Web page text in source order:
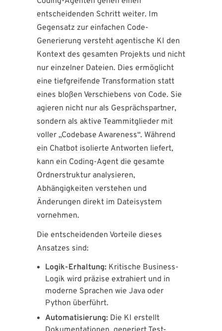
entscheidenden Schritt weiter. Im
Gegensatz zur einfachen Code-
Generierung versteht agentische KI den
Kontext des gesamten Projekts und nicht
nur einzelner Dateien. Dies ermöglicht
eine tiefgreifende Transformation statt
eines bloßen Verschiebens von Code. Sie
agieren nicht nur als Gesprächspartner,
sondern als aktive Teammitglieder mit
voller „Codebase Awareness“. Während
ein Chatbot isolierte Antworten liefert,
kann ein Coding-Agent die gesamte
Ordnerstruktur analysieren,
Abhängigkeiten verstehen und
Änderungen direkt im Dateisystem
vornehmen.
Die entscheidenden Vorteile dieses
Ansatzes sind:
Logik-Erhaltung: Kritische Business-
Logik wird präzise extrahiert und in
moderne Sprachen wie Java oder
Python überführt.
Automatisierung: Die KI erstellt